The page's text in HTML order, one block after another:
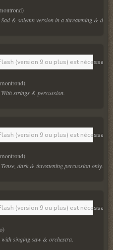
(A.Forrest/O.Demontrond)
& solemn version in a threatening &
(version 9 ou plus) est
  (A.Forrest/O.Demontrond)
strings & percussion.
(version 9 ou plus) est
  (A.Forrest/O.Demontrond)
dark & threatening percussion only.
(version 9 ou plus) est
(Eric Taliercio)
singing saw & orchestra.